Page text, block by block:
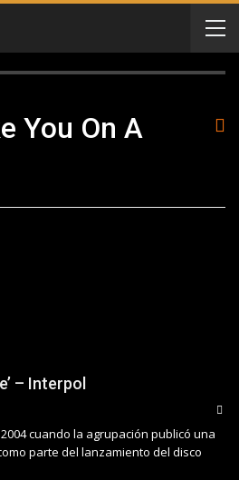
You On A
– Interpol
cuando la agrupación publicó una
parte del lanzamiento del disco